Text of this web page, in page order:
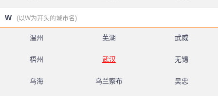
W (以W为开头的城市名)
温州 芜湖 武威
梧州 武汉 无锡
乌海 乌兰察布 吴忠